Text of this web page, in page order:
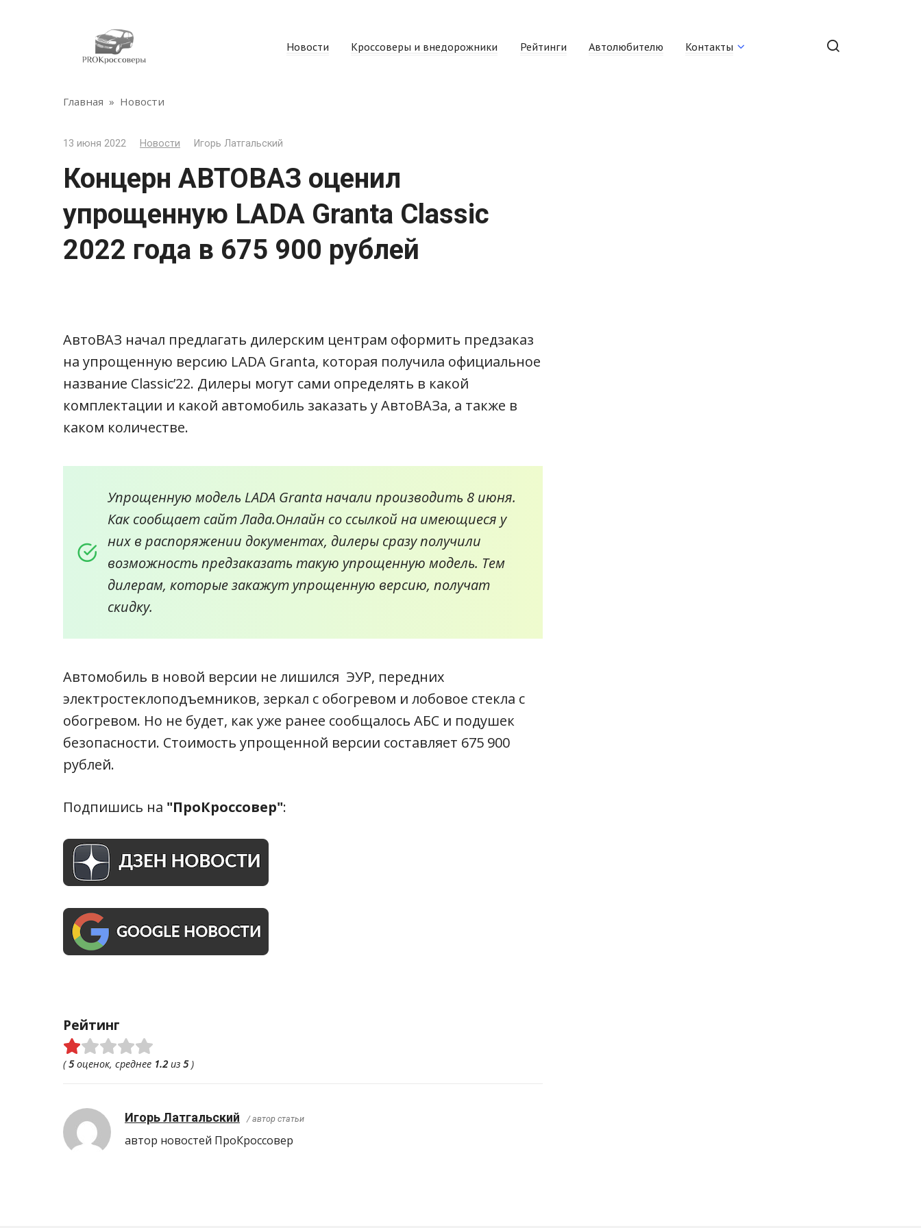
Новости Кроссоверы и внедорожники Рейтинги Автолюбителю Контакты
Главная » Новости
13 июня 2022 Новости Игорь Латгальский
Концерн АВТОВАЗ оценил
упрощенную LADA Granta Classic
2022 года в 675 900 рублей
АвтоВАЗ начал предлагать дилерским центрам оформить предзаказ
на упрощенную версию LADA Granta, которая получила официальное
название Classic’22. Дилеры могут сами определять в какой
комплектации и какой автомобиль заказать у АвтоВАЗа, а также в
каком количестве.
Упрощенную модель LADA Granta начали производить 8 июня.
Как сообщает сайт Лада.Онлайн со ссылкой на имеющиеся у
них в распоряжении документах, дилеры сразу получили
возможность предзаказать такую упрощенную модель. Тем
дилерам, которые закажут упрощенную версию, получат
скидку.
Автомобиль в новой версии не лишился ЭУР, передних
электростеклоподъемников, зеркал с обогревом и лобовое стекла с
обогревом. Но не будет, как уже ранее сообщалось АБС и подушек
безопасности. Стоимость упрощенной версии составляет 675 900
рублей.
Подпишись на "ПроКроссовер":
Рейтинг
(5оценок, среднее 1.2 из 5)
Игорь Латгальский / автор статьи
автор новостей ПроКроcсовер